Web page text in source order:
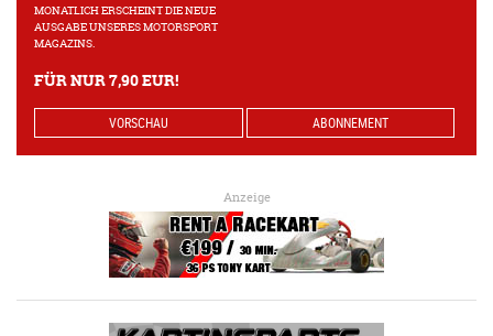
MONATLICH ERSCHEINT DIE NEUE
AUSGABE UNSERES MOTORSPORT
MAGAZINS.
FÜR NUR 7,90 EUR!
VORSCHAU ABONNEMENT
Anzeige